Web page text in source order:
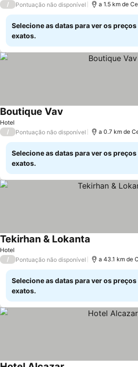
/ Pontuação não disponível a 1.5 km de
Selecione as datas para ver os preços
exatos.
Hotel
Boutique Vav
/ Pontuação não disponível a 0.7 km de
Selecione as datas para ver os preços
exatos.
Hotel
Tekirhan & Lokanta
/ Pontuação não disponível a 43.1 km de
Selecione as datas para ver os preços
exatos.